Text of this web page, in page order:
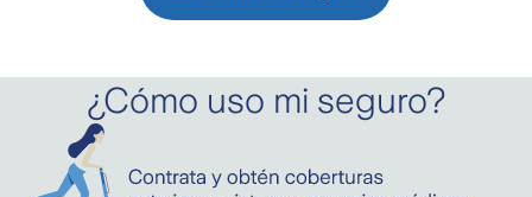
¿Cómo uso mi seguro?